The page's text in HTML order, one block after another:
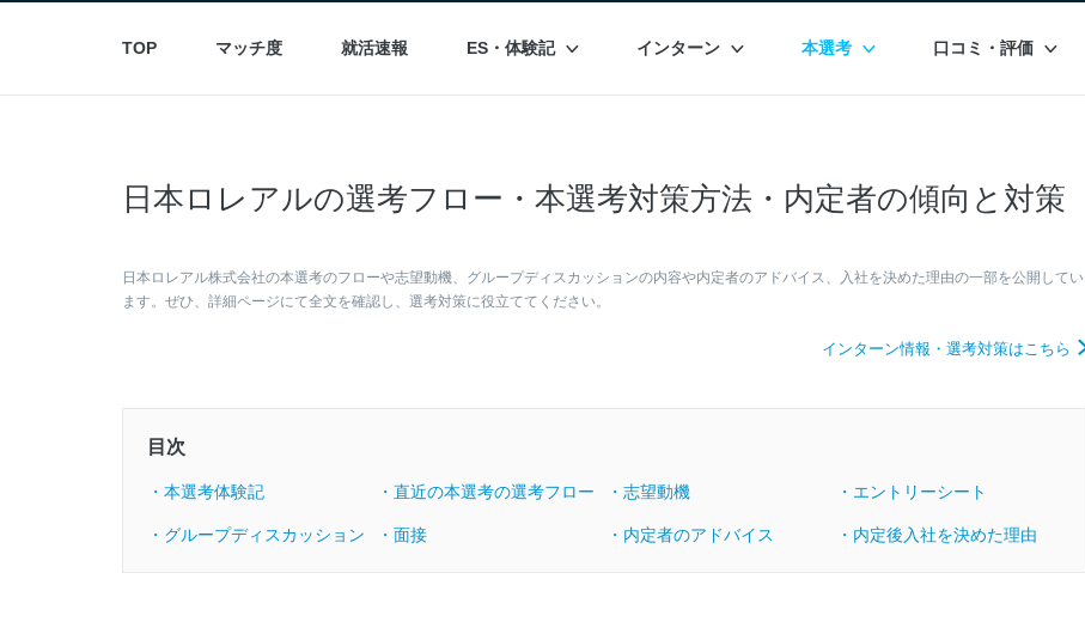
TOP マッチ度 就活速報 ES・体験記 インターン 本選考 口コミ・評価
日本ロレアルの選考フロー・本選考対策方法・内定者の傾向と対策
日本ロレアル株式会社の本選考のフローや志望動機、グループディスカッションの内容や内定者のアドバイス、入社を決めた理由の一部を公開してい
ます。ぜひ、詳細ページにて全文を確認し、選考対策に役立ててください。
インターン情報・選考対策はこちら
目次
・本選考体験記 ・直近の本選考の選考フロー ・志望動機 ・エントリーシート
・グループディスカッション ・面接 ・内定者のアドバイス ・内定後入社を決めた理由